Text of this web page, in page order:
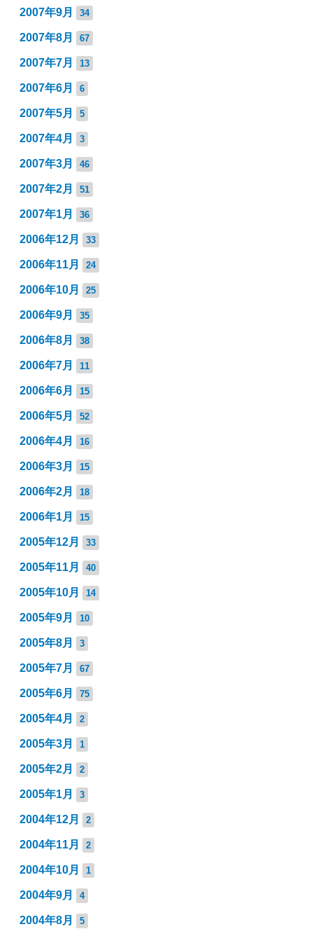
2007年9月 34
2007年8月 67
2007年7月 13
2007年6月 6
2007年5月 5
2007年4月 3
2007年3月 46
2007年2月 51
2007年1月 36
2006年12月 33
2006年11月 24
2006年10月 25
2006年9月 35
2006年8月 38
2006年7月 11
2006年6月 15
2006年5月 52
2006年4月 16
2006年3月 15
2006年2月 18
2006年1月 15
2005年12月 33
2005年11月 40
2005年10月 14
2005年9月 10
2005年8月 3
2005年7月 67
2005年6月 75
2005年4月 2
2005年3月 1
2005年2月 2
2005年1月 3
2004年12月 2
2004年11月 2
2004年10月 1
2004年9月 4
2004年8月 5